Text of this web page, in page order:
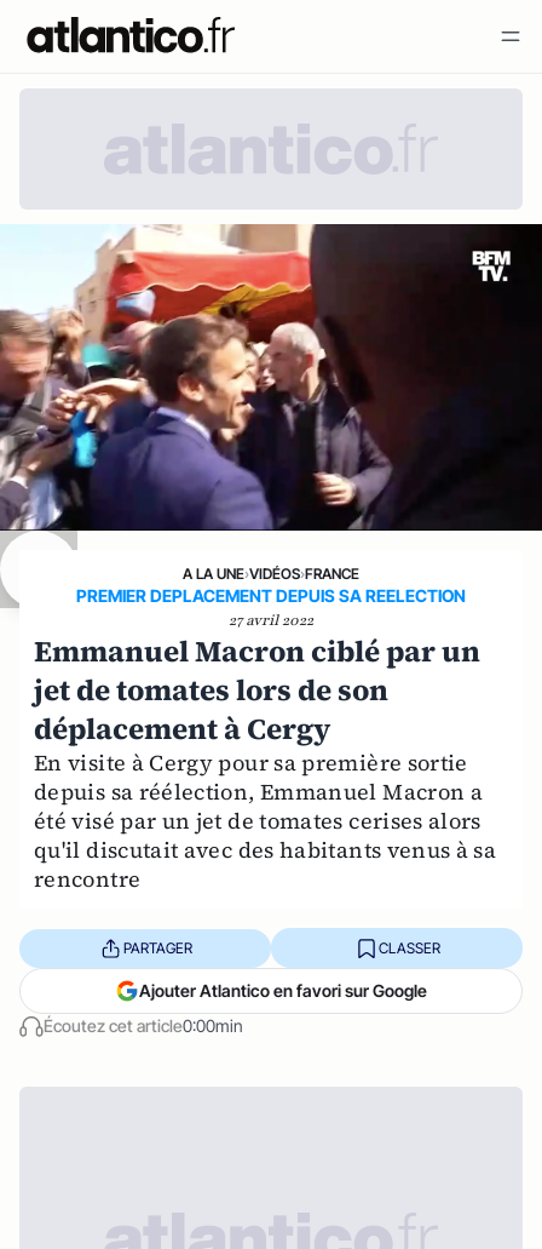
A LA UNE›VIDÉOS›FRANCE
PREMIER DEPLACEMENT DEPUIS SA REELECTION
27 avril 2022
Emmanuel Macron ciblé par un
jet de tomates lors de son
déplacement à Cergy
En visite à Cergy pour sa première sortie
depuis sa réélection, Emmanuel Macron a
été visé par un jet de tomates cerises alors
qu'il discutait avec des habitants venus à sa
rencontre
Écoutez cet article0:00min
PARTAGER CLASSER
Ajouter Atlantico en favori sur Google